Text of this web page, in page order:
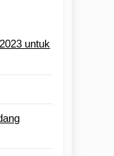
untuk